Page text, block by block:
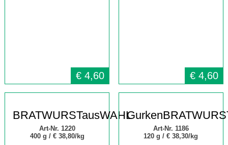
€ 4,60 € 4,60
BRATWURSTausWAHL
Art-Nr. 1220
400 g / € 38,80/kg
Art-Nr. 1186
120 g /€ 38,30/kg